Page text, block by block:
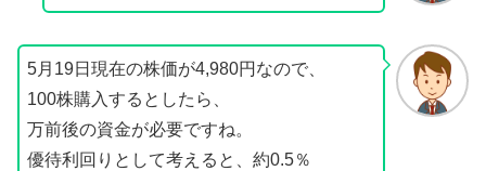
5月19日現在の株価が4,980円なので、
100株購入するとしたら、
万前後の資金が必要ですね。
優待利回りとして考えると、約0.5％